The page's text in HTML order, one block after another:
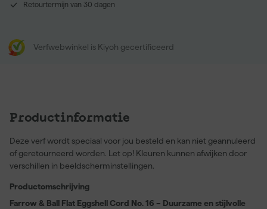
Retourtermijn van 30 dagen
Verfwebwinkel is Kiyoh gecertificeerd
Productinformatie
Deze verf wordt speciaal voor jou besteld en kan niet geannuleerd
of geretourneerd worden. Let op! Kleuren kunnen afwijken door
verschillen in beeldscherminstellingen.
Productomschrijving
Farrow & Ball Flat Eggshell Cord No. 16 – Duurzame en stijlvolle